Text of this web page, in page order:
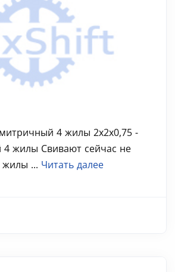
4 жилы 2х2х0,75 -
жилы Свивают сейчас не
жилы ... Читать далее